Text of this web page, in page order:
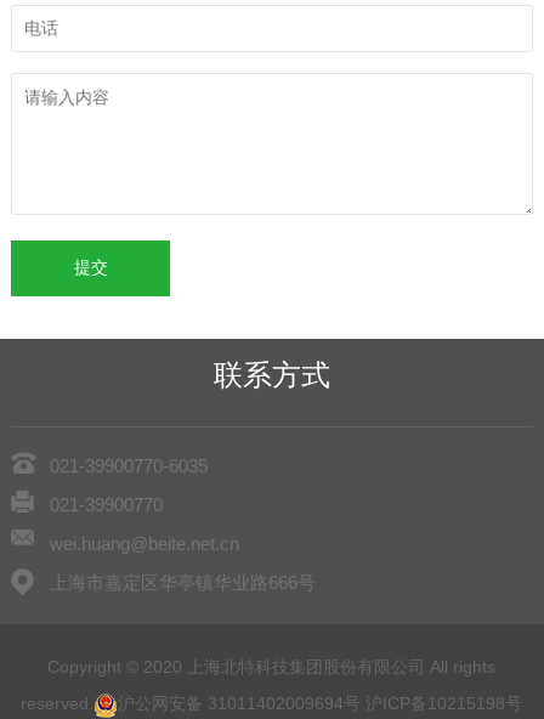
联系方式
021-39900770-6035
021-39900770
wei.huang@beite.net.cn
上海市嘉定区华亭镇华业路666号
Copyright © 2020 上海北特科技集团股份有限公司 All rights
reserved.
沪公网安备 31011402009694号 沪ICP备10215198号